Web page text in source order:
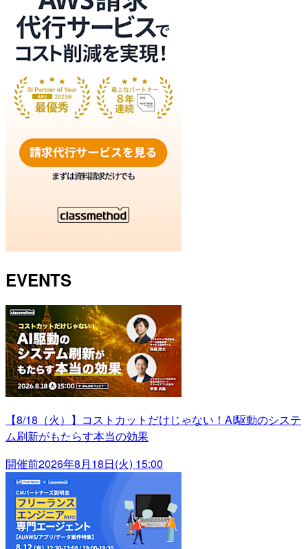
EVENTS
【8/18（火）】コストカットだけじゃない！AI駆動のシステ
ム刷新がもたらす本当の効果
開催前2026年8月18日(火) 15:00